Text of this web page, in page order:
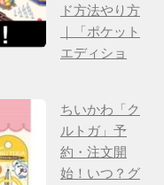
ド方法やり方
｜「ポケット
エディショ
ちいかわ「ク
ルトガ」予
約・注文開
始！いつ？グ